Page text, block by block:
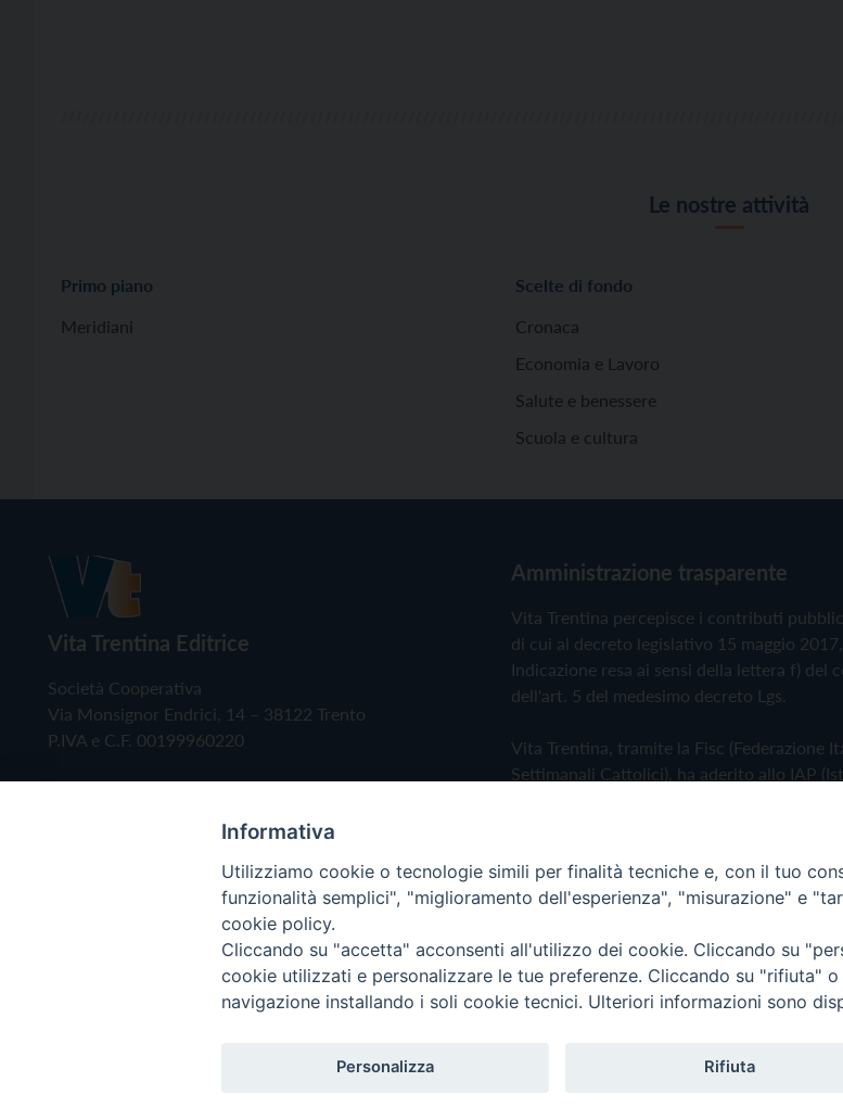
Le nostre attività
Primo piano
Meridiani
Scelte di fondo
Cronaca
Economia e Lavoro
Salute e benessere
Scuola e cultura
Vita Trentina Editrice
Società Cooperativa
Via Monsignor Endrici, 14 – 38122 Trento
P.IVA e C.F. 00199960220
Amministrazione trasparente
Vita Trentina percepisce i contributi
di cui al decreto legislativo 15 maggio
Indicazione resa ai sensi della lettera f) del
dell'art. 5 del medesimo decreto Lgs.
Vita Trentina, tramite la Fisc (Federazione
Settimanali Cattolici), ha aderito allo IAP
Privacy Policy Cookie Policy
Copyright © 2019 - Tutti i diritti riservati - Vita Trentina Editrice
Informativa
Utilizziamo cookie o tecnologie simili per finalità tecniche e, con il tuo
funzionalità semplici", "miglioramento dell'esperienza", "misurazione" e
cookie policy.
Cliccando su "accetta" acconsenti all'utilizzo dei cookie. Cliccando su
cookie utilizzati e personalizzare le tue preferenze. Cliccando su "rifiuta"
navigazione installando i soli cookie tecnici. Ulteriori informazioni sono
Personalizza Rifiuta